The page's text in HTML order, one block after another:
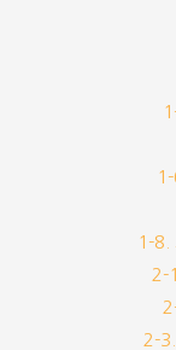
1-8.
2-
2-